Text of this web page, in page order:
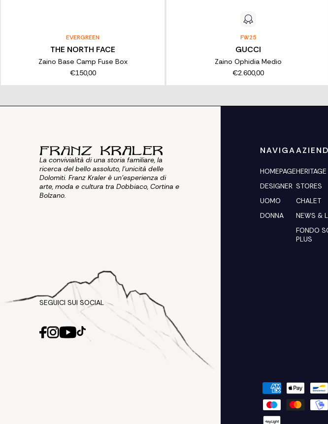
EVERGREEN
THE NORTH FACE
Zaino Base Camp Fuse Box
€150,00
FW25
GUCCI
Zaino Ophidia Medio
€2.600,00
La convivialità di una storia familiare, la
ricerca del bello assoluto, l'unicità delle
Dolomiti. Franz Kraler è un'esperienza di
arte, moda e cultura tra Dobbiaco, Cortina e
Bolzano.
SEGUICI SUI SOCIAL
NAVIGA
HOMEPAGE
DESIGNER
UOMO
DONNA
HERITAGE
STORES
CHALET
NEWS &
FONDO
PLUS